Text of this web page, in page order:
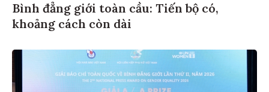
Bình đẳng giới toàn cầu: Tiến bộ có,
khoảng cách còn dài